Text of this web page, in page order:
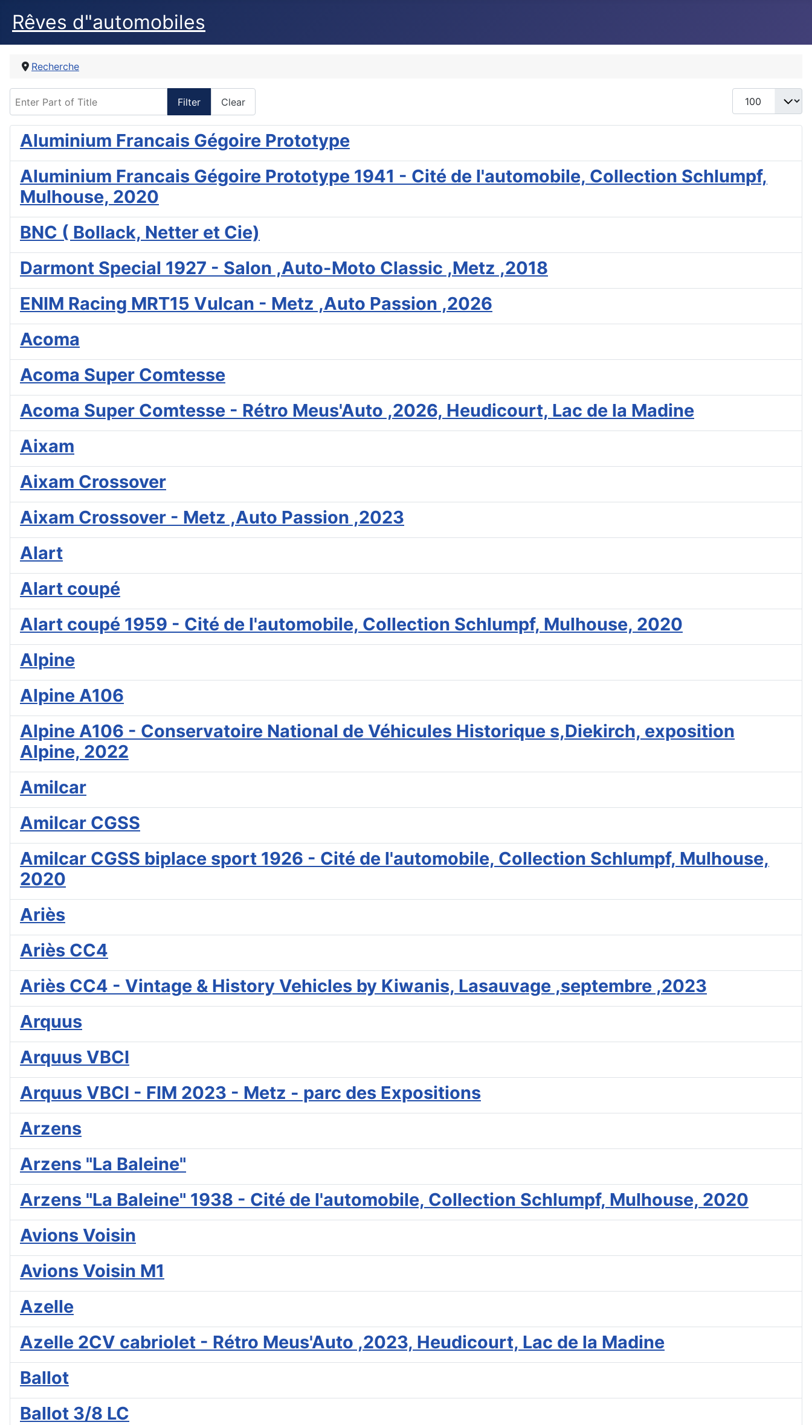
Rêves d"automobiles
Recherche
Filter Clear
Display #
Aluminium Francais Gégoire Prototype
Aluminium Francais Gégoire Prototype 1941 - Cité de l'automobile, Collection Schlumpf,
Mulhouse, 2020
BNC ( Bollack, Netter et Cie)
Darmont Special 1927 - Salon ,Auto-Moto Classic ,Metz ,2018
ENIM Racing MRT15 Vulcan - Metz ,Auto Passion ,2026
Acoma
Acoma Super Comtesse
Acoma Super Comtesse - Rétro Meus'Auto ,2026, Heudicourt, Lac de la Madine
Aixam
Aixam Crossover
Aixam Crossover - Metz ,Auto Passion ,2023
Alart
Alart coupé
Alart coupé 1959 - Cité de l'automobile, Collection Schlumpf, Mulhouse, 2020
Alpine
Alpine A106
Alpine A106 - Conservatoire National de Véhicules Historique s,Diekirch, exposition
Alpine, 2022
Amilcar
Amilcar CGSS
Amilcar CGSS biplace sport 1926 - Cité de l'automobile, Collection Schlumpf, Mulhouse,
2020
Ariès
Ariès CC4
Ariès CC4 - Vintage & History Vehicles by Kiwanis, Lasauvage ,septembre ,2023
Arquus
Arquus VBCI
Arquus VBCI - FIM 2023 - Metz - parc des Expositions
Arzens
Arzens "La Baleine"
Arzens "La Baleine" 1938 - Cité de l'automobile, Collection Schlumpf, Mulhouse, 2020
Avions Voisin
Avions Voisin M1
Azelle
Azelle 2CV cabriolet - Rétro Meus'Auto ,2023, Heudicourt, Lac de la Madine
Ballot
Ballot 3/8 LC